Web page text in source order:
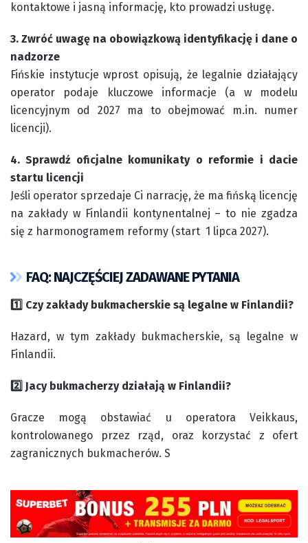
kontaktowe i jasną informację, kto prowadzi usługę.
3. Zwróć uwagę na obowiązkową identyfikację i dane o
nadzorze
Fińskie instytucje wprost opisują, że legalnie działający
operator podaje kluczowe informacje (a w modelu
licencyjnym od 2027 ma to obejmować m.in. numer
licencji).
4. Sprawdź oficjalne komunikaty o reformie i dacie
startu licencji
Jeśli operator sprzedaje Ci narrację, że ma fińską licencję
na zakłady w Finlandii kontynentalnej – to nie zgadza
się z harmonogramem reformy (start 1 lipca 2027).
FAQ: NAJCZĘŚCIEJ ZADAWANE PYTANIA
1️⃣ Czy zakłady bukmacherskie są legalne w Finlandii?
Hazard, w tym zakłady bukmacherskie, są legalne w
Finlandii.
2️⃣ Jacy bukmacherzy działają w Finlandii?
Gracze mogą obstawiać u operatora Veikkaus,
kontrolowanego przez rząd, oraz korzystać z ofert
zagranicznych bukmacherów. S